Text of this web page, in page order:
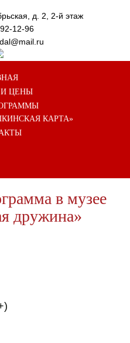
д. 2, 2-й этаж
12-96
ЦЕНЫ
КАРТА»
в музее
дружина»